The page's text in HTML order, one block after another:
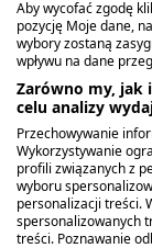
22,89 zł
21,59 zł
8,59 zł
Aby wycofać zgodę
pozycję Moje dane,
wybory zostaną
wpływu na dane
Zarówno my, jak
celu analizy
Przechowywanie
Wykorzystywanie
profili związanych z
wyboru
personalizacji treści.
spersonalizowanych
treści. Poznawanie